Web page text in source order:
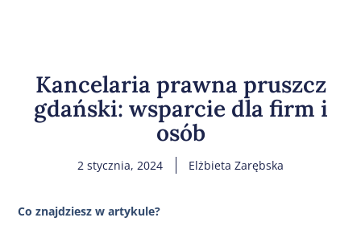
Kancelaria prawna pruszcz
gdański: wsparcie dla firm i
osób
2 stycznia, 2024 Elżbieta Zarębska
Co znajdziesz w artykule?